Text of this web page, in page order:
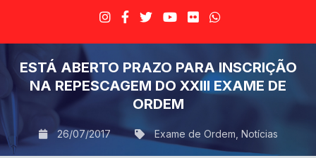
ESTÁ ABERTO PRAZO PARA INSCRIÇÃO
NA REPESCAGEM DO XXIII EXAME DE
ORDEM
26/07/2017 Exame de Ordem Notícias